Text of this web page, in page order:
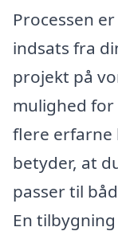
Processen
indsats fra
projekt på
mulighed
flere erfarne
betyder, at
passer til
En